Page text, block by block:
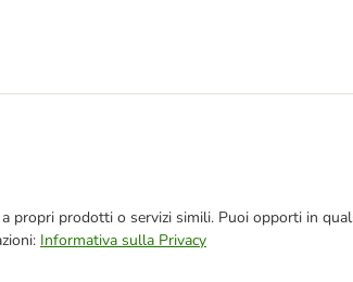
prodotti o servizi simili. Puoi opporti in
Informativa sulla Privacy